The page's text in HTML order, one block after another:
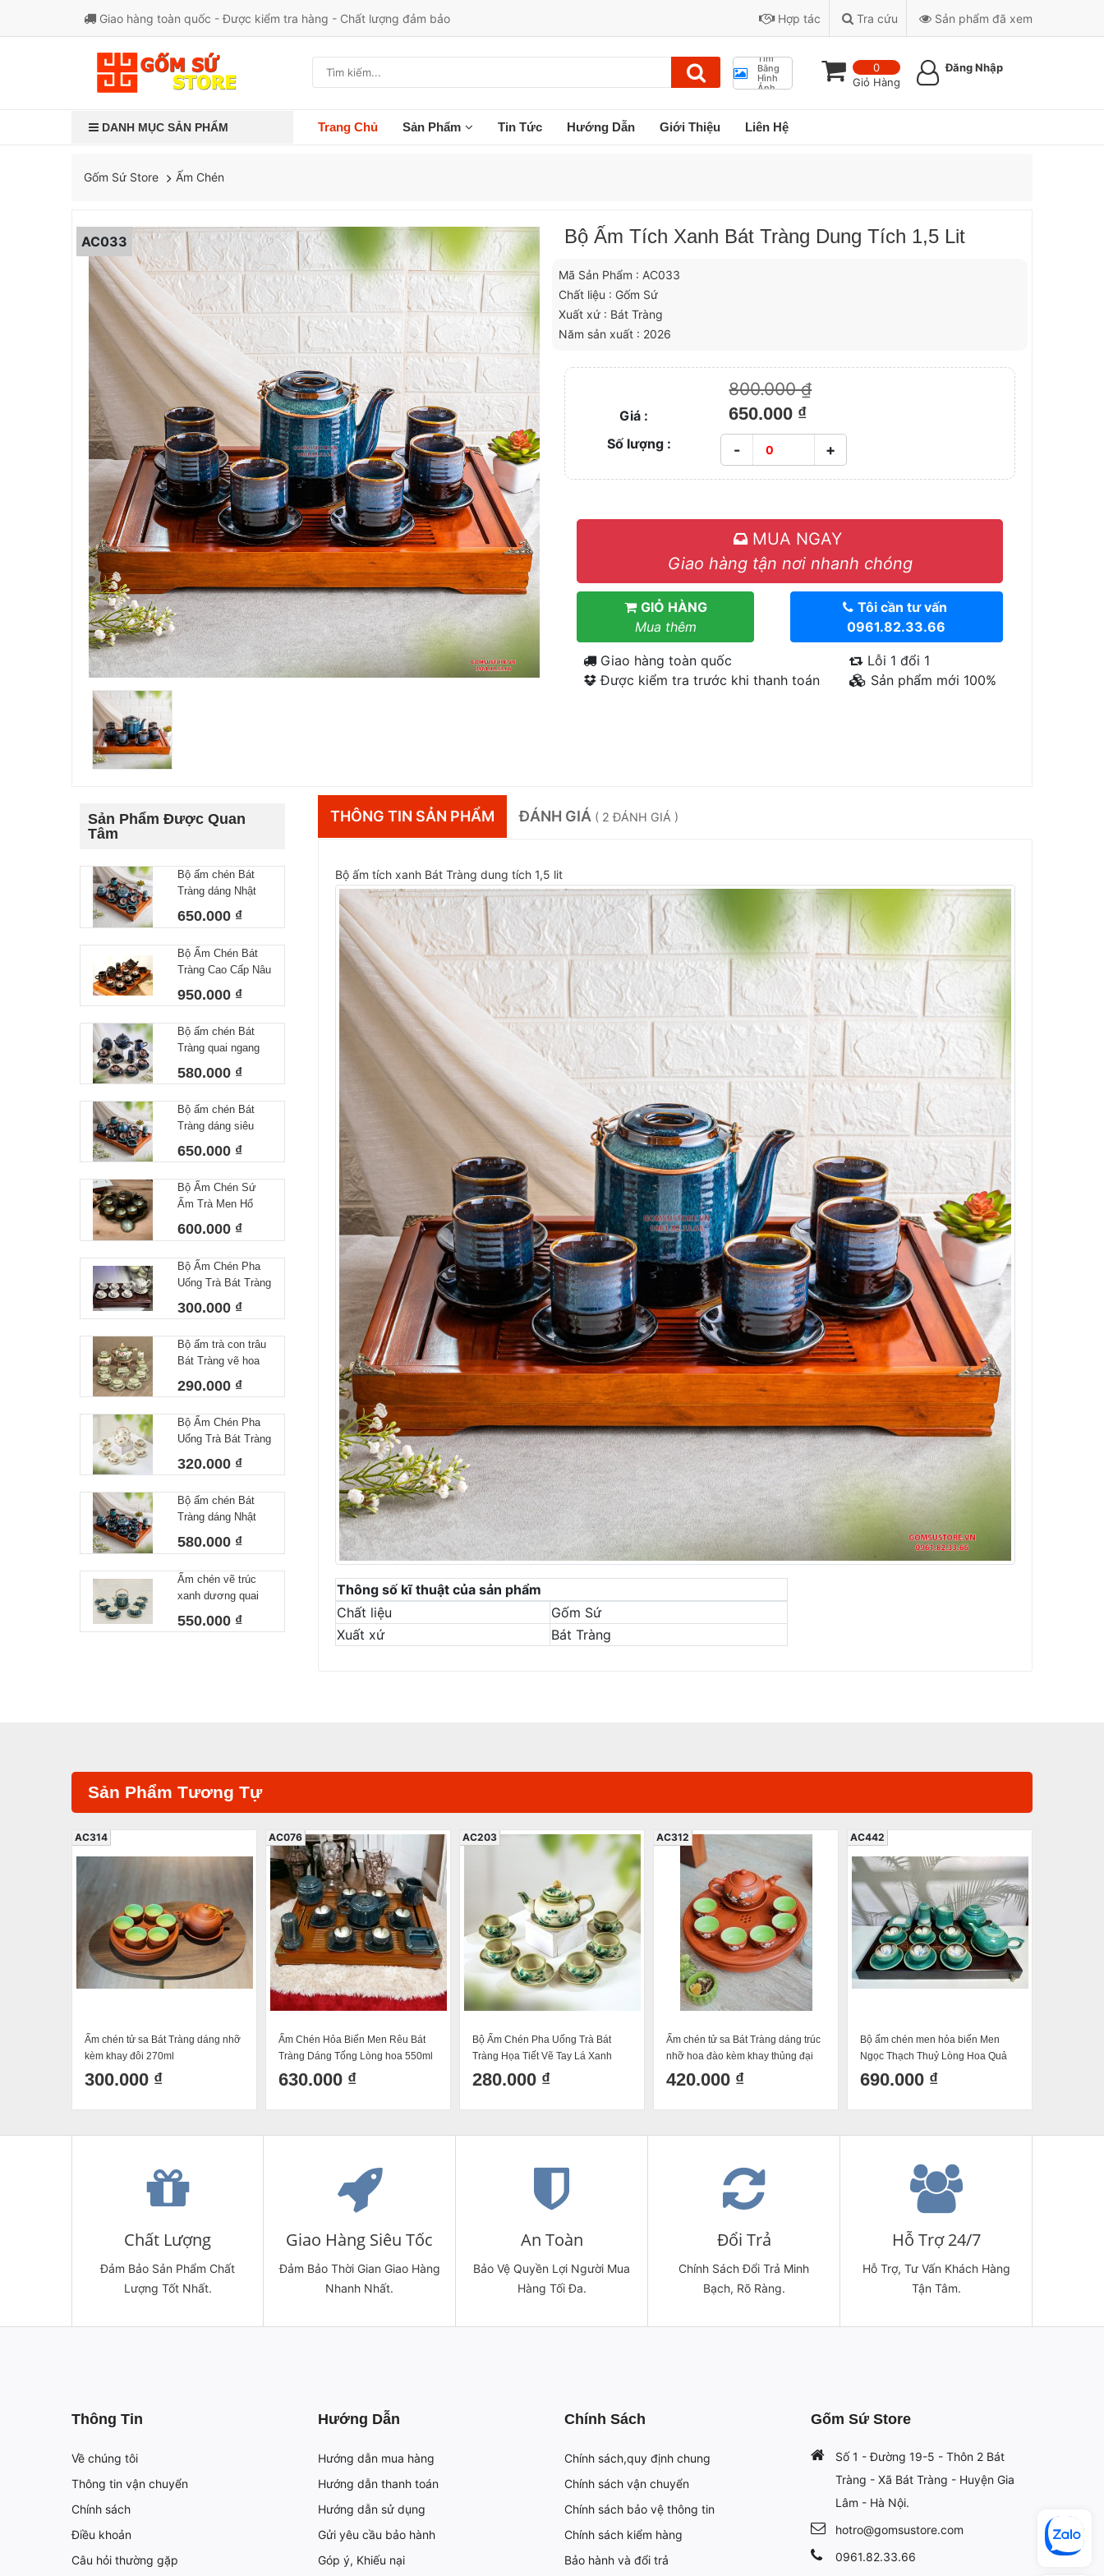
Giao hàng toàn quốc - Được kiểm tra hàng - Chất lượng đảm bảo Hợp tác Tra cứu Sản phẩm đã xem
Tìm
Bằng
Hình
Ảnh
0
Giỏ Hàng
Đăng Nhập
DANH MỤC SẢN PHẨM Trang Chủ Sản Phẩm Tin Tức Hướng Dẫn Giới Thiệu Liên Hệ
Gốm Sứ Store Ấm Chén
AC033 Bộ Ấm Tích Xanh Bát Tràng Dung Tích 1,5 Lit
Mã Sản Phẩm : AC033
Chất liệu : Gốm Sứ
Xuất xứ : Bát Tràng
Năm sản xuất : 2026
800.000 ₫
Giá : 650.000 ₫
Số lượng : - +
MUA NGAY
Giao hàng tận nơi nhanh chóng
GIỎ HÀNG
Mua thêm
Tôi cần tư vấn
0961.82.33.66
Giao hàng toàn quốc
Được kiểm tra trước khi thanh toán
Lỗi 1 đổi 1
Sản phẩm mới 100%
Sản Phẩm Được Quan
Tâm
Bộ ấm chén Bát
Tràng dáng Nhật
lòng hoa 550 ml
650.000 ₫
Bộ Ấm Chén Bát
Tràng Cao Cấp Nâu
Chóp Vẽ Thuận
Dung Tích 400ml
950.000 ₫
Bộ ấm chén Bát
Tràng quai ngang
580.000 ₫
Bộ ấm chén Bát
Tràng dáng siêu
nước lòng hoa
650.000 ₫
Bộ Ấm Chén Sứ
Ấm Trà Men Hổ
Phách Hoả Biến
Bát Tràng Làm Quà
Khay Tròn
600.000 ₫
Bộ Ấm Chén Pha
Uống Trà Bát Tràng
Trúc Dáng Minh
Trắng
300.000 ₫
Bộ ấm trà con trâu
Bát Tràng vẽ hoa
350ml
290.000 ₫
Bộ Ấm Chén Pha
Uống Trà Bát Tràng
Họa Tiết Vẽ Tay
Chuồn Chuồn Men
Giỏ Cua Quai
Nhôm 340ml
320.000 ₫
Bộ ấm chén Bát
Tràng dáng Nhật
lòng xanh 550 ml
580.000 ₫
Ấm chén vẽ trúc
xanh dương quai
550.000 ₫
THÔNG TIN SẢN PHẨM ĐÁNH GIÁ ( 2 ĐÁNH GIÁ )
Bộ ấm tích xanh Bát Tràng dung tích 1,5 lit
Thông số kĩ thuật của sản phẩm
Chất liệu
Gốm Sứ
Xuất xứ
Bát Tràng
Sản Phẩm Tương Tự
Ấm chén tử sa Bát Tràng dáng nhỡ
kèm khay đôi 270ml
300.000 ₫
AC314
Ấm Chén Hỏa Biến Men Rêu Bát
Tràng Dáng Tống Lòng hoa 550ml
630.000 ₫
AC076
Bộ Ấm Chén Pha Uống Trà Bát
Tràng Họa Tiết Vẽ Tay Lá Xanh
Dáng Chóp Độc Đáo Cỡ 400ml
280.000 ₫
AC203
Ấm chén tử sa Bát Tràng dáng trúc
nhỡ hoa đào kèm khay thủng đại
270ml
420.000 ₫
AC312
Bộ ấm chén men hỏa biến Men
Ngọc Thạch Thuỷ Lòng Hoa Quả
Hồng Con Cao Cấp Bát Tràng
400ml
690.000 ₫
AC442
Chất Lượng
Đảm Bảo Sản Phẩm Chất
Lượng Tốt Nhất.
Giao Hàng Siêu Tốc
Đảm Bảo Thời Gian Giao Hàng
Nhanh Nhất.
An Toàn
Bảo Vệ Quyền Lợi Người Mua
Hàng Tối Đa.
Đổi Trả
Chính Sách Đổi Trả Minh
Bạch, Rõ Ràng.
Hỗ Trợ 24/7
Hỗ Trợ, Tư Vấn Khách Hàng
Tận Tâm.
Thông Tin
Về chúng tôi
Thông tin vận chuyển
Chính sách
Điều khoản
Câu hỏi thường gặp
Hướng Dẫn
Hướng dẫn mua hàng
Hướng dẫn thanh toán
Hướng dẫn sử dụng
Gửi yêu cầu bảo hành
Góp ý, Khiếu nại
Chính Sách
Chính sách,quy định chung
Chính sách vận chuyển
Chính sách bảo vệ thông tin
Chính sách kiểm hàng
Bảo hành và đổi trả
Gốm Sứ Store
Số 1 - Đường 19-5 - Thôn 2 Bát
Tràng - Xã Bát Tràng - Huyện Gia
Lâm - Hà Nội.
hotro@gomsustore.com
0961.82.33.66